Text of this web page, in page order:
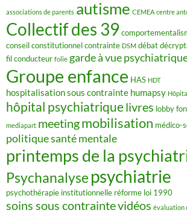
associations de parents autisme CEMEA centre
Collectif des 39
conseil constitutionnelcontrainte DSM débat
fil conducteur folie garde à vue
Groupe enfance HAS HDT
hospitalisation sous contrainte humapsy
hôpital psychiatriquelivres lobby
mediapart meetingmobilisation médico-
politique santé mentale
printemps de la
Psychanalyse psychiatrie
psychothérapie institutionnelle réforme loi 1990
soins sous contraintevidéos évaluation